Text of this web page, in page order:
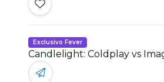
Exclusivo Fever
Candlelight: Coldplay vs